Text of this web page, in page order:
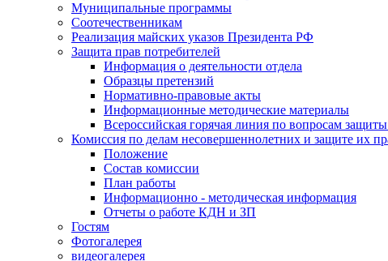
Муниципальные программы
Соотечественникам
Реализация майских указов Президента РФ
Защита прав потребителей
Информация о деятельности отдела
Образцы претензий
Нормативно-правовые акты
Информационные методические материалы
Всероссийская горячая линия по вопросам
Комиссия по делам несовершеннолетних и защите их
Положение
Состав комиссии
План работы
Информационно - методическая информация
Отчеты о работе КДН и ЗП
Гостям
Фотогалерея
видеогалерея